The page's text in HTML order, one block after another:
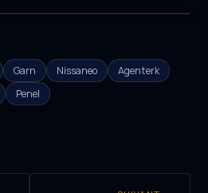
Garn Nissaneo
Agenterk
Penel